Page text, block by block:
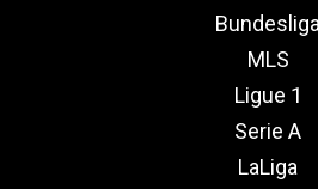
MLS
Ligue 1
Serie A
LaLiga